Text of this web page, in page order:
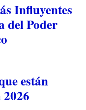
Influyentes
del Poder
están